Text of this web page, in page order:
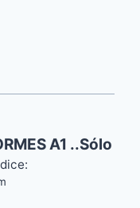
A1 ..Sólo
dice: